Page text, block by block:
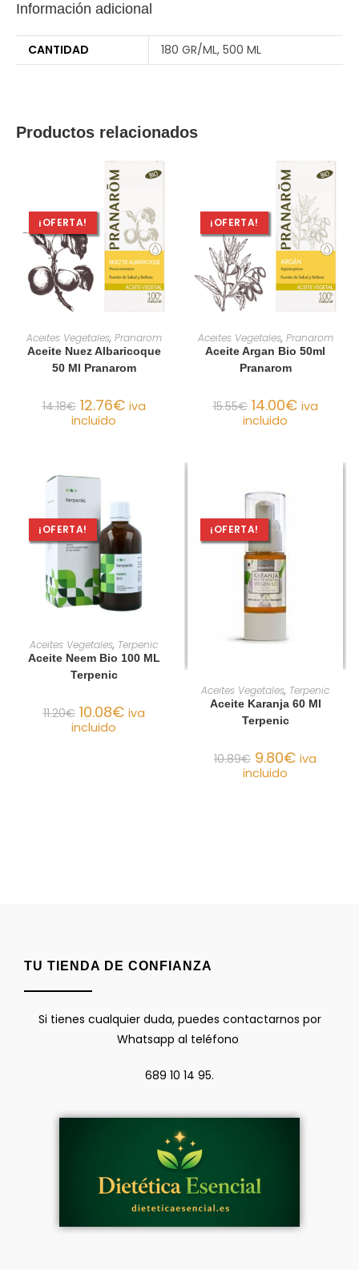
Información adicional
CANTIDAD 180 GR/ML, 500 ML
Productos relacionados
¡OFERTA!
AÑADIR AL CARRITO
Aceites Vegetales, Pranarom
Aceite Nuez Albaricoque
50 Ml Pranarom
14.18€ 12.76€ iva
incluido
¡OFERTA!
AÑADIR AL CARRITO
Aceites Vegetales, Pranarom
Aceite Argan Bio 50ml
Pranarom
15.55€ 14.00€ iva
incluido
¡OFERTA!
AÑADIR AL CARRITO
Aceites Vegetales, Terpenic
Aceite Neem Bio 100 ML
Terpenic
11.20€ 10.08€ iva
incluido
¡OFERTA!
AÑADIR AL CARRITO
Aceites Vegetales, Terpenic
Aceite Karanja 60 Ml
Terpenic
10.89€ 9.80€ iva
incluido
TU TIENDA DE CONFIANZA
Si tienes cualquier duda, puedes contactarnos por
Whatsapp al teléfono
689 10 14 95.